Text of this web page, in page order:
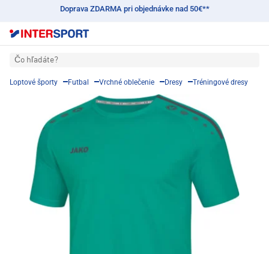
Doprava ZDARMA pri objednávke nad 50€**
Čo hľadáte?
Loptové športy Futbal Vrchné oblečenie Dresy Tréningové dresy